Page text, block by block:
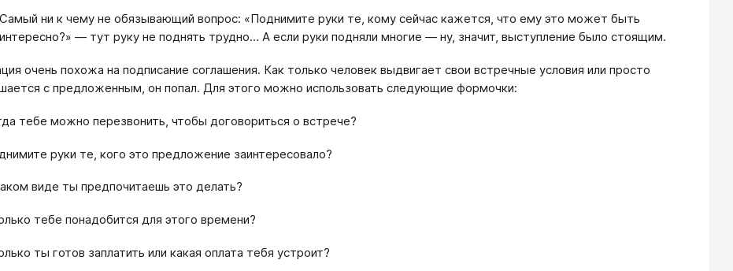
Самый ни к чему не обязывающий вопрос: «Поднимите руки те, кому сейчас кажется, что ему это может быть
интересно?» — тут руку не поднять трудно… А если руки подняли многие — ну, значит, выступление было стоящим.
очень похожа на подписание соглашения. Как только человек выдвигает свои встречные условия или просто
с предложенным, он попал. Для этого можно использовать следующие формочки:
тебе можно перезвонить, чтобы договориться о встрече?
руки те, кого это предложение заинтересовало?
виде ты предпочитаешь это делать?
тебе понадобится для этого времени?
ты готов заплатить или какая оплата тебя устроит?